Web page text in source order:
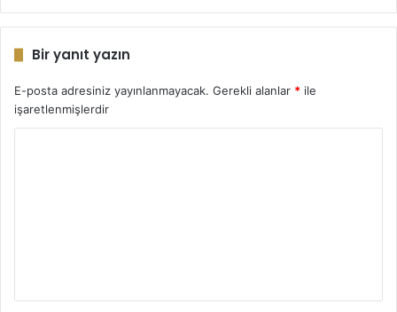
Bir yanıt yazın
E-posta adresiniz yayınlanmayacak. Gerekli alanlar * ile
işaretlenmişlerdir